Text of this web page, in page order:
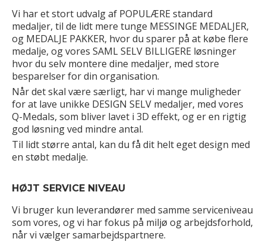
Vi har et stort udvalg af POPULÆRE standard
medaljer, til de lidt mere tunge MESSINGE MEDALJER,
og MEDALJE PAKKER, hvor du sparer på at købe flere
medalje, og vores SAML SELV BILLIGERE løsninger
hvor du selv montere dine medaljer, med store
besparelser for din organisation.
Når det skal være særligt, har vi mange muligheder
for at lave unikke DESIGN SELV medaljer, med vores
Q-Medals, som bliver lavet i 3D effekt, og er en rigtig
god løsning ved mindre antal.
Til lidt større antal, kan du få dit helt eget design med
en støbt medalje.
HØJT SERVICE NIVEAU
Vi bruger kun leverandører med samme serviceniveau
som vores, og vi har fokus på miljø og arbejdsforhold,
når vi vælger samarbejdspartnere.